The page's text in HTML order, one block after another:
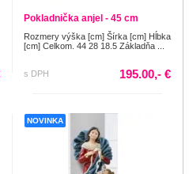
Pokladnička anjel - 45 cm
Rozmery výška [cm] Šírka [cm] Hĺbka
[cm] Celkom. 44 28 18.5 Základňa ...
s DPH 195.00,- €
NOVINKA